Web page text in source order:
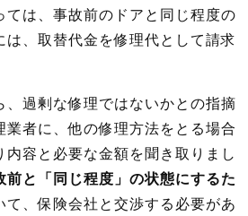
ては、事故前のドアと同じ程度の
、取替代金を修理代として請求
、過剰な修理ではないかとの指摘
業者に、他の修理方法をとる場合
容と必要な金額を聞き取りまし
前と「同じ程度」の状態にするた
て、保険会社と交渉する必要があ